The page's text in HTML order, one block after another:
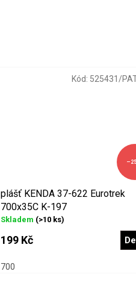
plášť KENDA 37-622 Eurotrek
700x35C K-197
Skladem (>10 ks)
199 Kč
700
Kód: 525431/